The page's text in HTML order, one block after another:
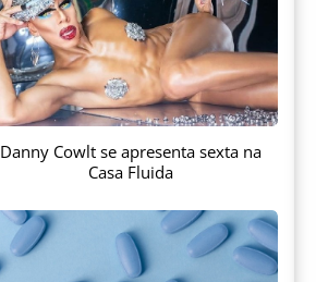
Danny Cowlt se apresenta sexta na
Casa Fluida